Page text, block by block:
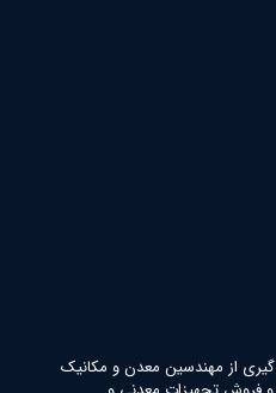
گیری از مهندسین معدن و مکانیک